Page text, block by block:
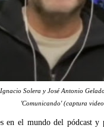
Solera y José Antonio
'Comunicando' (captura
en el mundo del pódcast